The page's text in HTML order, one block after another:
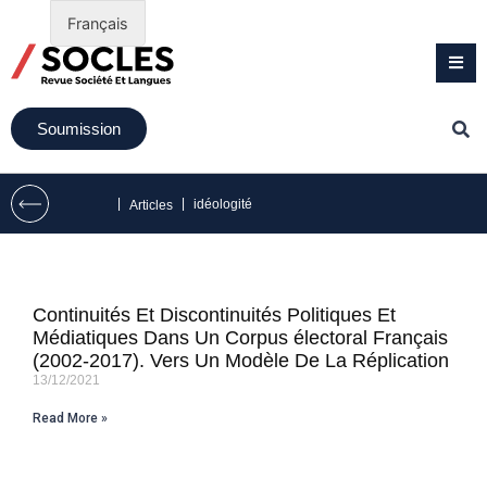
Soumission
Articles idéologité
Continuités Et Discontinuités Politiques Et
Médiatiques Dans Un Corpus électoral Français
(2002-2017). Vers Un Modèle De La Réplication
13/12/2021
Read More »
Français